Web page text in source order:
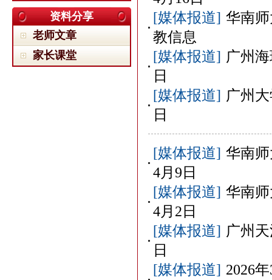
资料分享
老师文章
家长课堂
[媒体报道] 华南
教信息
[媒体报道] 广州
日
[媒体报道] 广州
日
[媒体报道] 华南
4月9日
[媒体报道] 华南
4月2日
[媒体报道] 广州
日
[媒体报道] 2026